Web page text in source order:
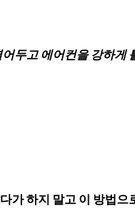
두고 에어컨을 강하게
가 하지 말고 이 방법으